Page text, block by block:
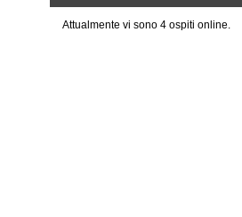
Attualmente vi sono 4 ospiti online.